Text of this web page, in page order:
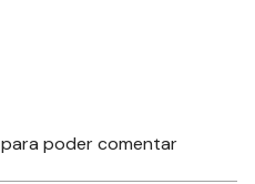
para poder comentar